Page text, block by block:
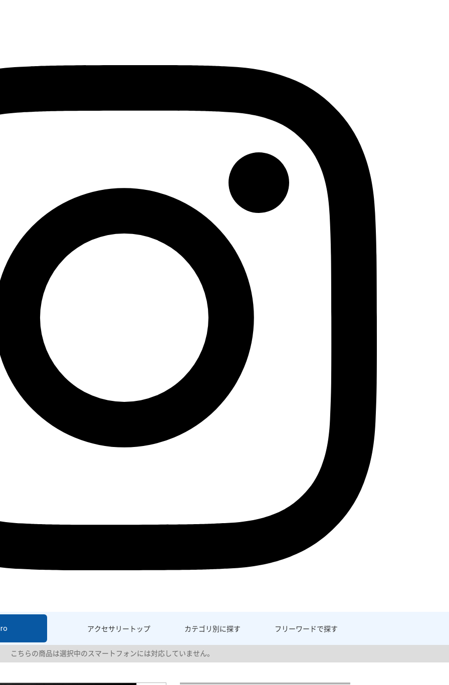
アクセサリー トップ カテゴリ別に探す フリーワードで探す
こちらの商品は選択中のスマートフォンには対応していません。